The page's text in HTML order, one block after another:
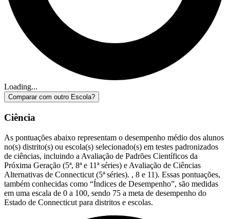
Loading...
Comparar com outro Escola?
Ciência
As pontuações abaixo representam o desempenho médio dos alunos
no(s) distrito(s) ou escola(s) selecionado(s) em testes padronizados
de ciências, incluindo a Avaliação de Padrões Científicos da
Próxima Geração (5ª, 8ª e 11ª séries) e Avaliação de Ciências
Alternativas de Connecticut (5ª séries). , 8 e 11). Essas pontuações,
também conhecidas como “Índices de Desempenho”, são medidas
em uma escala de 0 a 100, sendo 75 a meta de desempenho do
Estado de Connecticut para distritos e escolas.